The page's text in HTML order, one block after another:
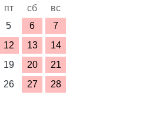
пт сб
вс
5 6
7
12 13
14
19 20
21
26 27
28